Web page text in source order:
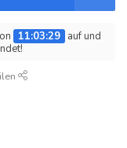
11:03:29 auf und